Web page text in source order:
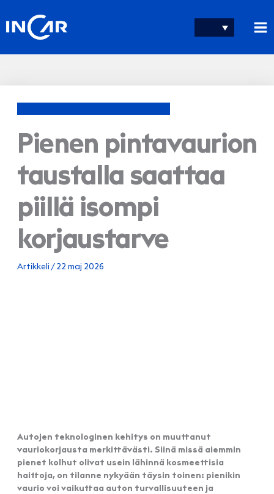
till
innehåll
Pienen pintavaurion
taustalla saattaa
piillä isompi
korjaustarve
Artikkeli /22 maj 2026
Autojen teknologinen kehitys on muuttanut
vauriokorjausta merkittävästi. Siinä missä aiemmin
pienet kolhut olivat usein lähinnä kosmeettisia
haittoja, on tilanne nykyään täysin toinen: pienikin
vaurio voi vaikuttaa auton turvallisuuteen ja